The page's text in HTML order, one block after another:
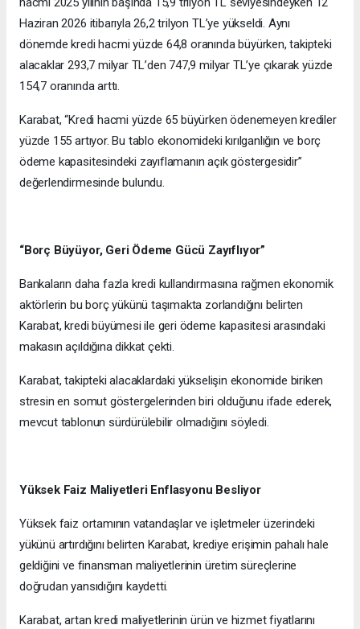
Haziran 2026 itibarıyla 26,2 trilyon TL’ye yükseldi. Aynı
dönemde kredi hacmi yüzde 64,8 oranında büyürken, takipteki
alacaklar 293,7 milyar TL’den 747,9 milyar TL’ye çıkarak yüzde
154,7 oranında arttı.
Karabat, “Kredi hacmi yüzde 65 büyürken ödenemeyen krediler
yüzde 155 artıyor. Bu tablo ekonomideki kırılganlığın ve borç
ödeme kapasitesindeki zayıflamanın açık göstergesidir”
değerlendirmesinde bulundu.
“Borç Büyüyor, Geri Ödeme Gücü Zayıflıyor”
Bankaların daha fazla kredi kullandırmasına rağmen ekonomik
aktörlerin bu borç yükünü taşımakta zorlandığını belirten
Karabat, kredi büyümesi ile geri ödeme kapasitesi arasındaki
makasın açıldığına dikkat çekti.
Karabat, takipteki alacaklardaki yükselişin ekonomide biriken
stresin en somut göstergelerinden biri olduğunu ifade ederek,
mevcut tablonun sürdürülebilir olmadığını söyledi.
Yüksek Faiz Maliyetleri Enflasyonu Besliyor
Yüksek faiz ortamının vatandaşlar ve işletmeler üzerindeki
yükünü artırdığını belirten Karabat, krediye erişimin pahalı hale
geldiğini ve finansman maliyetlerinin üretim süreçlerine
doğrudan yansıdığını kaydetti.
Karabat, artan kredi maliyetlerinin ürün ve hizmet fiyatlarını